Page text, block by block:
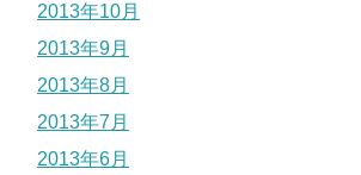
2013年10月
2013年9月
2013年8月
2013年7月
2013年6月